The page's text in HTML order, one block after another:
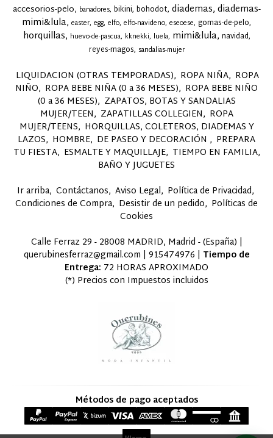
accesorios-pelo banadores bikini bohodot diademas diademas-
mimi&lula easter egg elfo elfo-navideno eseoese gomas-de-pelo
horquillas huevo-de-pascua kknekki luela mimi&lula navidad
reyes-magos sandalias-mujer
LIQUIDACION (OTRAS TEMPORADAS) ROPA NIÑA ROPA
NIÑO ROPA BEBE NIÑA (0 a 36 MESES) ROPA BEBE NIÑO
(0 a 36 MESES) ZAPATOS, BOTAS Y SANDALIAS
MUJER/TEEN ZAPATILLAS COLLEGIEN ROPA
MUJER/TEENS HORQUILLAS, COLETEROS, DIADEMAS Y
LAZOS HOMBRE DE PASEO Y DECORACIÓN
PREPARA
TU FIESTA ESMALTE Y MAQUILLAJE TIEMPO EN FAMILIA,
BAÑO Y JUGUETES
Ir arriba Contáctanos Aviso Legal Política de Privacidad
Condiciones de Compra Desistir de un pedido Políticas de
Cookies
Calle Ferraz 29 - 28008 MADRID, Madrid - (España) |
querubinesferraz@gmail.com | 915474976 | Tiempo de
Entrega: 72 HORAS APROXIMADO
(*) Precios con Impuestos incluidos
Métodos de pago aceptados